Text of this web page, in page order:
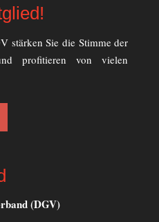
stärken Sie die Stimme der
profitieren von vielen
(DGV)